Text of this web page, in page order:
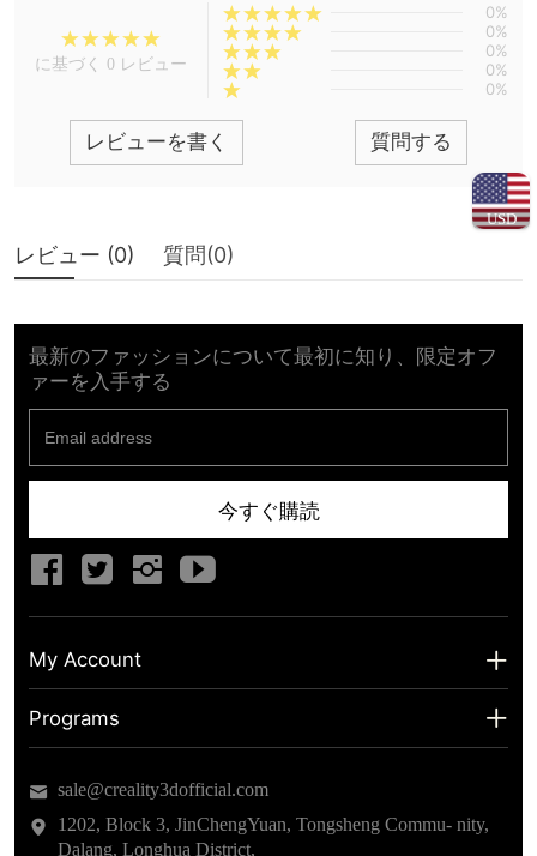
USD
に基づく 0 レビュー
0%
0%
0%
0%
0%
レビューを書く 質問する
レビュー (0) 質問(0)
最新のファッションについて最初に知り、限定オフ
ァーを入手する
今すぐ購読
My Account
My Account
Warranty & Returns
Programs
Educational Discount
sale@creality3dofficial.com
1202, Block 3, JinChengYuan, Tongsheng Commu- nity,
Dalang, Longhua District,